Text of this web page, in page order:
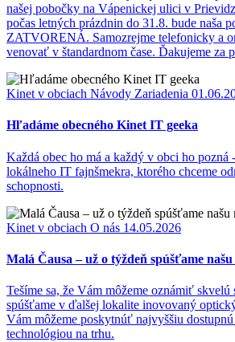
našej pobočky na Vápenickej ulici v
počas letných prázdnin do 31.8. bude naša
ZATVORENÁ. Samozrejme telefonicky a
venovať v štandardnom čase. Ďakujeme za
Kinet v obciach Návody Zariadenia
Hľadáme obecného Kinet IT geeka
Každá obec ho má a každý v obci ho pozná
lokálneho IT fajnšmekra, ktorého chceme
schopnosti.
Kinet v obciach O nás 14.05.2026
Malá Čausa – už o týždeň spúšťame
Tešíme sa, že Vám môžeme oznámiť skvelú
spúšťame v ďalšej lokalite inovovaný
Vám môžeme poskytnúť najvyššiu
technológiou na trhu.